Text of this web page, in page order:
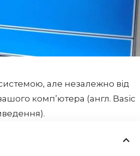
але незалежно від
комп’ютера (англ. Basic